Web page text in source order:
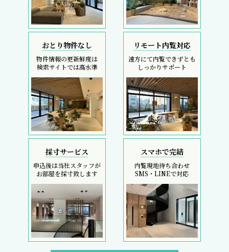
おとり物件なし
物件情報の更新鮮度は
検索サイトでは高水準
リモート内覧対応
遠方にて内覧できずとも
しっかりサポート
採寸サービス
申込後は当社スタッフが
お部屋を採寸致します
スマホで完結
内覧現地待ち合わせ
SMS・LINEで対応